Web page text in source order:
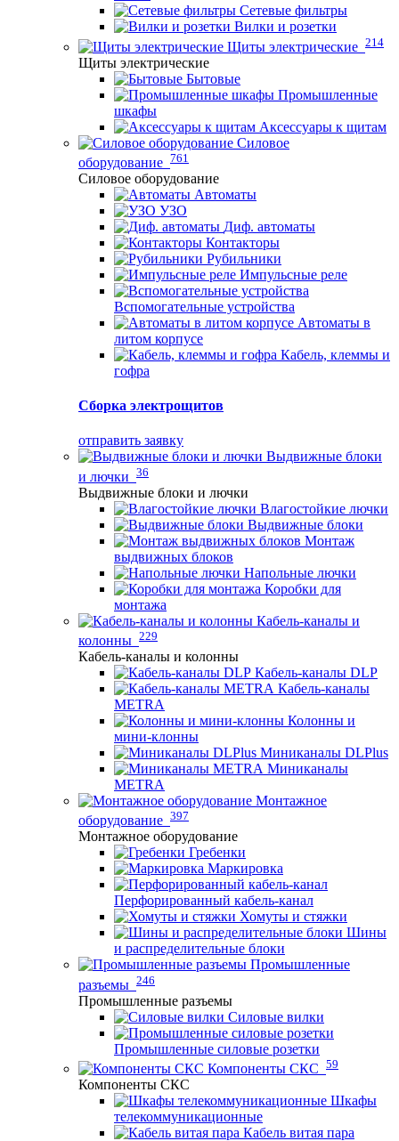
Сетевые фильтры
Вилки и розетки
Щиты электрические 214
Щиты электрические
Бытовые
Промышленные
шкафы
Аксессуары к щитам
Силовое
оборудование 761
Силовое оборудование
Автоматы
УЗО
Диф. автоматы
Контакторы
Рубильники
Импульсные реле
Вспомогательные устройства
Автоматы в
литом корпусе
Кабель, клеммы и
гофра
Сборка электрощитов
отправить заявку
Выдвижные блоки
и лючки 36
Выдвижные блоки и лючки
Влагостойкие лючки
Выдвижные блоки
Монтаж
выдвижных блоков
Напольные лючки
Коробки для
монтажа
Кабель-каналы и
колонны 229
Кабель-каналы и колонны
Кабель-каналы DLP
Кабель-каналы
METRA
Колонны и
мини-клонны
Миниканалы DLPlus
Миниканалы
METRA
Монтажное
оборудование 397
Монтажное оборудование
Гребенки
Маркировка
Перфорированный кабель-канал
Хомуты и стяжки
Шины
и распределительные блоки
Промышленные
разъемы 246
Промышленные разъемы
Силовые вилки
Промышленные силовые розетки
Компоненты СКС 59
Компоненты СКС
Шкафы
телекоммуникационные
Кабель витая пара